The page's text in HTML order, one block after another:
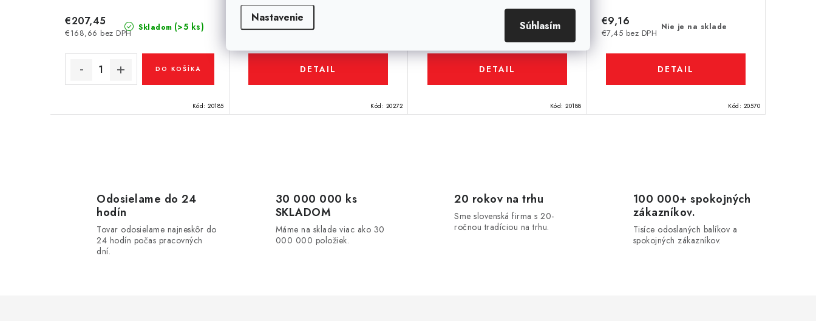
Nastavenie
Súhlasím
Skladom (>5 ks)
€168,66 bez DPH
€207,45
DO KOŠÍKA
Kód: 20185
Nie je na sklade
€18,01 bez DPH
€22,15
DETAIL
Kód: 20272
Nie je na sklade
DETAIL
Kód: 20188
Nie je na sklade
€7,45 bez DPH
€9,16
DETAIL
Kód: 20570
Odosielame do 24
hodín
Tovar odosielame najneskôr do
24 hodín počas pracovných
dní.
30 000 000 ks
SKLADOM
Máme na sklade viac ako 30
000 000 položiek.
20 rokov na trhu
Sme slovenská firma s 20-
ročnou tradíciou na trhu.
100 000+ spokojných
zákazníkov.
Tisíce odoslaných balíkov a
spokojných zákazníkov.